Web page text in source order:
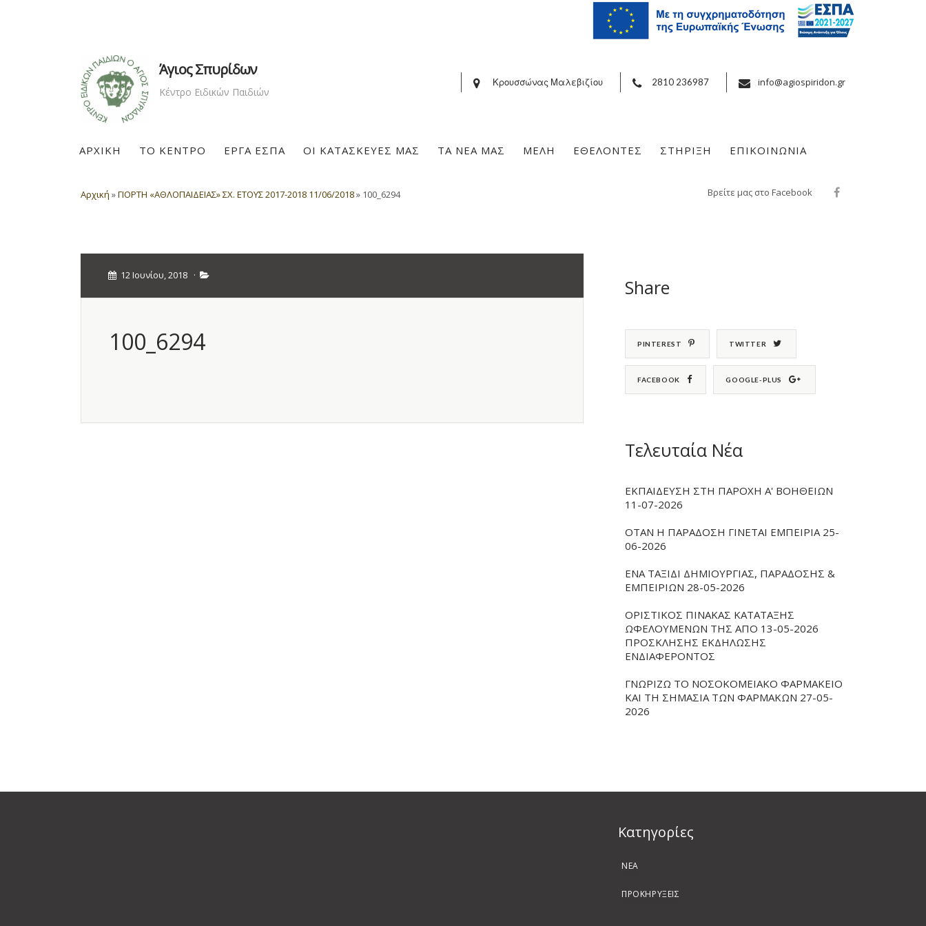
Άγιος Σπυρίδων
Κέντρο Ειδικών Παιδιών
Κρουσσώνας Μαλεβιζίου 2810 236987 info@agiospiridon.gr
ΑΡΧΙΚΗ ΤΟ ΚΕΝΤΡΟ ΕΡΓΑ ΕΣΠΑ ΟΙ ΚΑΤΑΣΚΕΥΕΣ ΜΑΣ ΤΑ ΝΕΑ ΜΑΣ ΜΕΛΗ ΕΘΕΛΟΝΤΕΣ ΣΤΗΡΙΞΗ ΕΠΙΚΟΙΝΩΝΙΑ
Αρχική »ΓΙΟΡΤΗ «ΑΘΛΟΠΑΙΔΕΙΑΣ» ΣΧ. ΕΤΟΥΣ 2017-2018 11/06/2018» 100_6294 Βρείτε μας στο Facebook
12 Ιουνίου, 2018 ·
100_6294
Share
PINTEREST TWITTER
FACEBOOK GOOGLE-PLUS
Τελευταία Νέα
ΕΚΠΑΙΔΕΥΣΗ ΣΤΗ ΠΑΡΟΧΗ Α' ΒΟΗΘΕΙΩΝ
11-07-2026
ΟΤΑΝ Η ΠΑΡΑΔΟΣΗ ΓΙΝΕΤΑΙ ΕΜΠΕΙΡΙΑ 25-
06-2026
ΕΝΑ ΤΑΞΙΔΙ ΔΗΜΙΟΥΡΓΙΑΣ, ΠΑΡΑΔΟΣΗΣ &
ΕΜΠΕΙΡΙΩΝ 28-05-2026
ΟΡΙΣΤΙΚΟΣ ΠΙΝΑΚΑΣ ΚΑΤΑΤΑΞΗΣ
ΩΦΕΛΟΥΜΕΝΩΝ ΤΗΣ ΑΠΟ 13-05-2026
ΠΡΟΣΚΛΗΣΗΣ ΕΚΔΗΛΩΣΗΣ
ΕΝΔΙΑΦΕΡΟΝΤΟΣ
ΓΝΩΡΙΖΩ ΤΟ ΝΟΣΟΚΟΜΕΙΑΚΟ ΦΑΡΜΑΚΕΙΟ
ΚΑΙ ΤΗ ΣΗΜΑΣΙΑ ΤΩΝ ΦΑΡΜΑΚΩΝ 27-05-
2026
Kατηγορίες
ΝΕΑ
ΠΡΟΚΗΡΥΞΕΙΣ